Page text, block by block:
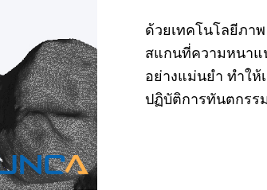
ด้วยเทคโนโลยีภาพ
สแกนที่ความหนาแ
อย่างแม่นยำ ทำใ
ปฏิบัติการทันตกรร